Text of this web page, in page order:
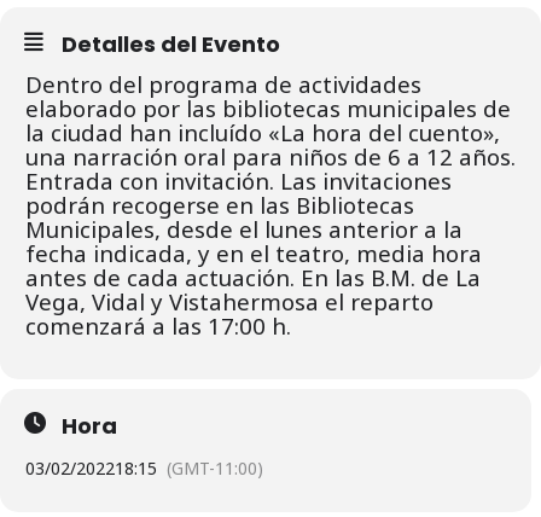
Detalles del Evento
Dentro del programa de actividades
elaborado por las bibliotecas municipales de
la ciudad han incluído «La hora del cuento»,
una narración oral para niños de 6 a 12 años.
Entrada con invitación. Las invitaciones
podrán recogerse en las Bibliotecas
Municipales, desde el lunes anterior a la
fecha indicada, y en el teatro, media hora
antes de cada actuación. En las B.M. de La
Vega, Vidal y Vistahermosa el reparto
comenzará a las 17:00 h.
Hora
03/02/202218:15 (GMT-11:00)